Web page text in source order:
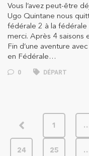
Vous l’avez peut-être
Ugo Quintane nous
fédérale 2 à la fédérale
merci. Après 4 saisons
Fin d’une aventure
en Fédérale…
0 DÉPART
1
24 25